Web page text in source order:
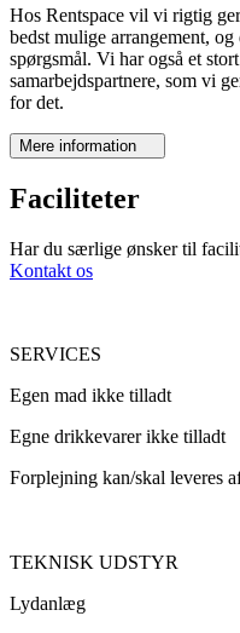
Hos Rentspace vil vi rigtig
bedst mulige arrangement,
spørgsmål. Vi har også et
samarbejdspartnere, som vi
for det.
Mere information
Faciliteter
Har du særlige ønsker til
Kontakt os
SERVICES
Egen mad ikke tilladt
Egne drikkevarer ikke tilladt
Forplejning kan/skal leveres
TEKNISK UDSTYR
Lydanlæg